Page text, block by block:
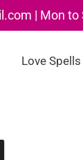
| Mon
Love Spells